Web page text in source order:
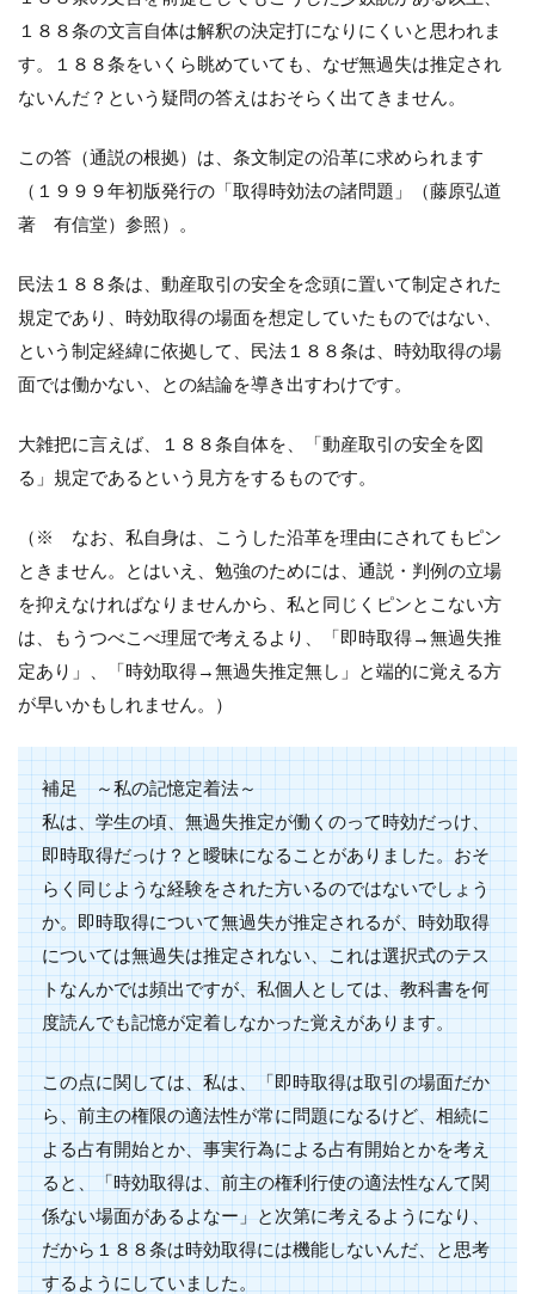
１８８条の文言自体は解釈の決定打になりにくいと思われま
す。１８８条をいくら眺めていても、なぜ無過失は推定され
ないんだ？という疑問の答えはおそらく出てきません。
この答（通説の根拠）は、条文制定の沿革に求められます
（１９９９年初版発行の「取得時効法の諸問題」（藤原弘道
著 有信堂）参照）。
民法１８８条は、動産取引の安全を念頭に置いて制定された
規定であり、時効取得の場面を想定していたものではない、
という制定経緯に依拠して、民法１８８条は、時効取得の場
面では働かない、との結論を導き出すわけです。
大雑把に言えば、１８８条自体を、「動産取引の安全を図
る」規定であるという見方をするものです。
（※ なお、私自身は、こうした沿革を理由にされてもピン
ときません。とはいえ、勉強のためには、通説・判例の立場
を抑えなければなりませんから、私と同じくピンとこない方
は、もうつべこべ理屈で考えるより、「即時取得→無過失推
定あり」、「時効取得→無過失推定無し」と端的に覚える方
が早いかもしれません。）
補足 ～私の記憶定着法～
私は、学生の頃、無過失推定が働くのって時効だっけ、
即時取得だっけ？と曖昧になることがありました。おそ
らく同じような経験をされた方いるのではないでしょう
か。即時取得について無過失が推定されるが、時効取得
については無過失は推定されない、これは選択式のテス
トなんかでは頻出ですが、私個人としては、教科書を何
度読んでも記憶が定着しなかった覚えがあります。
この点に関しては、私は、「即時取得は取引の場面だか
ら、前主の権限の適法性が常に問題になるけど、相続に
よる占有開始とか、事実行為による占有開始とかを考え
ると、「時効取得は、前主の権利行使の適法性なんて関
係ない場面があるよなー」と次第に考えるようになり、
だから１８８条は時効取得には機能しないんだ、と思考
するようにしていました。